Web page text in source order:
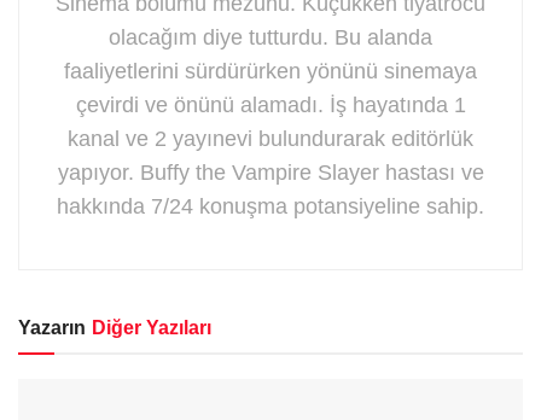
olacağım diye tutturdu. Bu alanda
faaliyetlerini sürdürürken yönünü sinemaya
çevirdi ve önünü alamadı. İş hayatında 1
kanal ve 2 yayınevi bulundurarak editörlük
yapıyor. Buffy the Vampire Slayer hastası ve
hakkında 7/24 konuşma potansiyeline sahip.
Yazarın Diğer Yazıları